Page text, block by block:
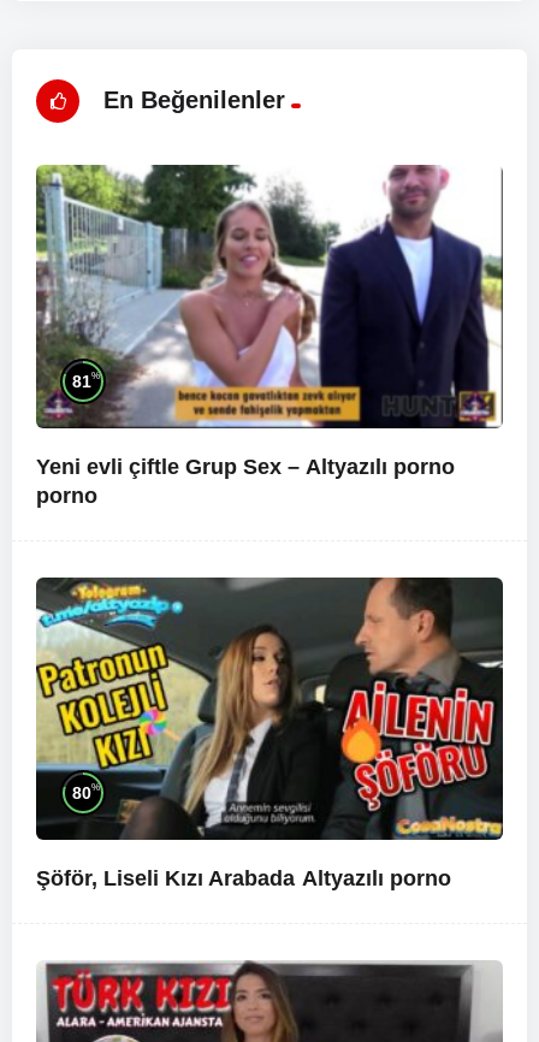
En Beğenilenler
81%
Yeni evli çiftle Grup Sex – Altyazılı porno
porno
80%
Şöför, Liseli Kızı Arabada Altyazılı porno